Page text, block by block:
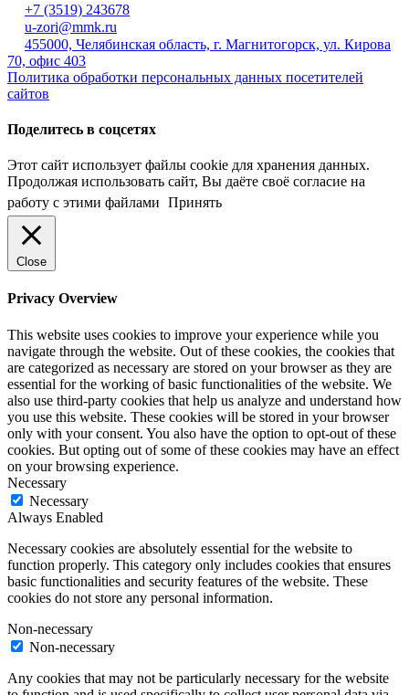
+7 (3519) 243678
u-zori@mmk.ru
455000, Челябинская область, г. Магнитогорск, ул. Кирова
70, офис 403
Политика обработки персональных данных посетителей
сайтов
Поделитесь в соцсетях
Этот сайт использует файлы cookie для хранения данных.
Продолжая использовать сайт, Вы даёте своё согласие на
работу с этими файлами Принять
Close
Privacy Overview
This website uses cookies to improve your experience while you
navigate through the website. Out of these cookies, the cookies that
are categorized as necessary are stored on your browser as they are
essential for the working of basic functionalities of the website. We
also use third-party cookies that help us analyze and understand how
you use this website. These cookies will be stored in your browser
only with your consent. You also have the option to opt-out of these
cookies. But opting out of some of these cookies may have an effect
on your browsing experience.
Necessary
Necessary
Always Enabled
Necessary cookies are absolutely essential for the website to
function properly. This category only includes cookies that ensures
basic functionalities and security features of the website. These
cookies do not store any personal information.
Non-necessary
Non-necessary
Any cookies that may not be particularly necessary for the website